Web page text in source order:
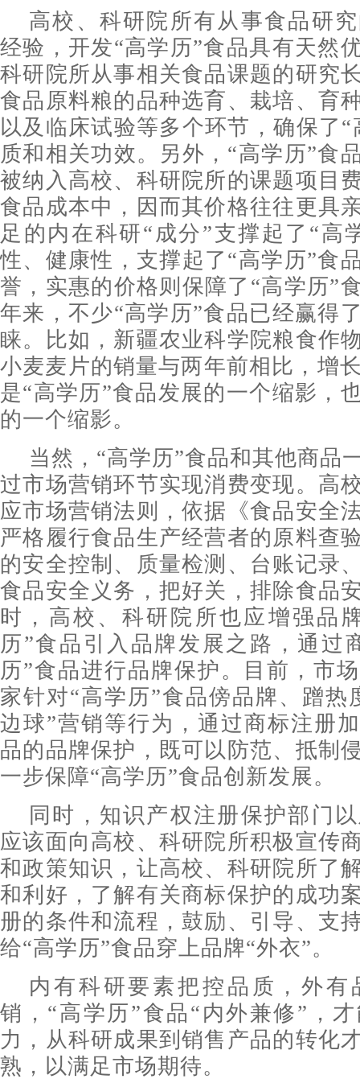
高校、科研院所有从事食品研
经验，开发“高学历”食品具有天然
科研院所从事相关食品课题的研究
食品原料粮的品种选育、栽培、育
以及临床试验等多个环节，确保了
质和相关功效。另外，“高学历”食
被纳入高校、科研院所的课题项目
食品成本中，因而其价格往往更具
足的内在科研“成分”支撑起了“高
性、健康性，支撑起了“高学历”食
誉，实惠的价格则保障了“高学历”
年来，不少“高学历”食品已经赢得
睐。比如，新疆农业科学院粮食作
小麦麦片的销量与两年前相比，增
是“高学历”食品发展的一个缩影，
的一个缩影。
当然，“高学历”食品和其他商品
过市场营销环节实现消费变现。高
应市场营销法则，依据《食品安全
严格履行食品生产经营者的原料查
的安全控制、质量检测、台账记录
食品安全义务，把好关，排除食品
时，高校、科研院所也应增强品
历”食品引入品牌发展之路，通过
历”食品进行品牌保护。目前，市
家针对“高学历”食品傍品牌、蹭热
边球”营销等行为，通过商标注册
品的品牌保护，既可以防范、抵制
一步保障“高学历”食品创新发展。
同时，知识产权注册保护部门
应该面向高校、科研院所积极宣传
和政策知识，让高校、科研院所了
和利好，了解有关商标保护的成功
册的条件和流程，鼓励、引导、支
给“高学历”食品穿上品牌“外衣”。
内有科研要素把控品质，外有
销，“高学历”食品“内外兼修”，
力，从科研成果到销售产品的转化
熟，以满足市场期待。